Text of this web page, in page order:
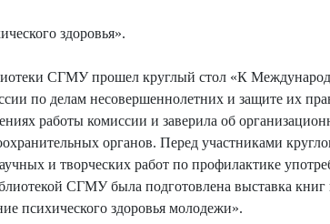
здоровья».
СГМУ прошел круглый стол «К
по делам несовершеннолетних и защите их
работы комиссии и заверила об
органов. Перед участниками
и творческих работ по профилактике
СГМУ была подготовлена выставка
психического здоровья молодежи».